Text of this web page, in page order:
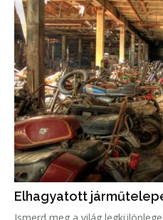
Elhagyatott